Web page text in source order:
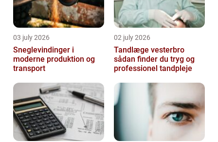
03 july 2026
Sneglevindinger i
moderne produktion og
transport
02 july 2026
Tandlæge vesterbro
sådan finder du tryg og
professionel tandpleje